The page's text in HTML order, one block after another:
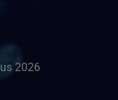
2026